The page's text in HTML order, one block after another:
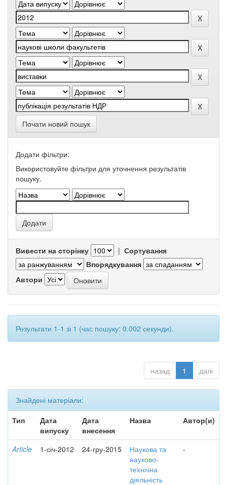
Почати новий пошук
Додати фільтри:
Використовуйте фільтри для уточнення результатів
пошуку.
Вивести на сторінку | Сортування
Впорядкування
Автори
Результати 1-1 зі 1 (час пошуку: 0.002 секунди).
назад 1 далі
Знайдені матеріали:
Тип
Дата
випуску
Дата
внесення
Назва Автор(и)
Article 1-січ-2012 24-гру-2015
Наукова та
науково-
технічна
діяльність
-